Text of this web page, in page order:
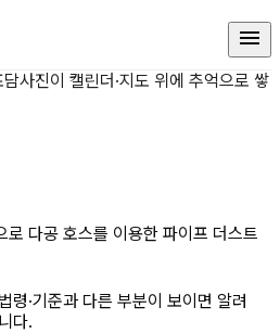
적으시오 상세 페
담사진이 캘린더·지도 위에 추억으로 쌓
로 다공 호스를 이용한 파이프 더스트
령·기준과 다른 부분이 보이면 알려
다.